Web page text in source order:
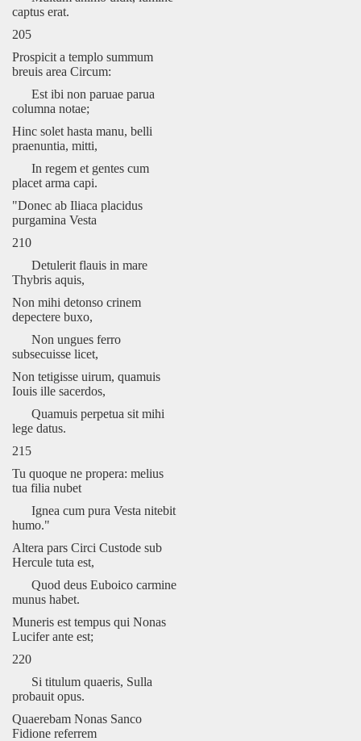
captus erat.
205
Prospicit a templo summum
breuis area Circum:
Est ibi non paruae parua
columna notae;
Hinc solet hasta manu, belli
praenuntia, mitti,
In regem et gentes cum
placet arma capi.
"Donec ab Iliaca placidus
purgamina Vesta
210
Detulerit flauis in mare
Thybris aquis,
Non mihi detonso crinem
depectere buxo,
Non ungues ferro
subsecuisse licet,
Non tetigisse uirum, quamuis
Iouis ille sacerdos,
Quamuis perpetua sit mihi
lege datus.
215
Tu quoque ne propera: melius
tua filia nubet
Ignea cum pura Vesta nitebit
humo."
Altera pars Circi Custode sub
Hercule tuta est,
Quod deus Euboico carmine
munus habet.
Muneris est tempus qui Nonas
Lucifer ante est;
220
Si titulum quaeris, Sulla
probauit opus.
Quaerebam Nonas Sanco
Fidione referrem